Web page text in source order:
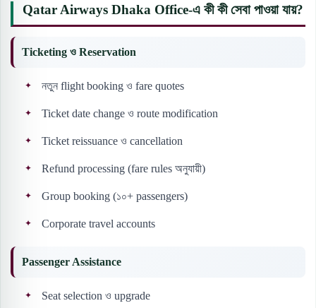
Qatar Airways Dhaka Office-এ কী কী সেবা পাওয়া যায়?
Ticketing ও Reservation
নতুন flight booking ও fare quotes
Ticket date change ও route modification
Ticket reissuance ও cancellation
Refund processing (fare rules অনুযায়ী)
Group booking (১০+ passengers)
Corporate travel accounts
Passenger Assistance
Seat selection ও upgrade